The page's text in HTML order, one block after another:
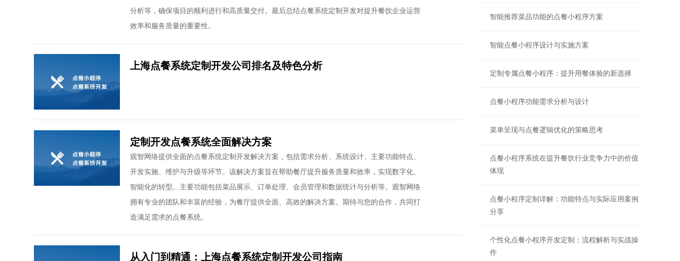
分析等，确保项目的顺利进行和高质量交付。最后总结点餐系统定制开发对提升餐饮企业运营
效率和服务质量的重要性。
上海点餐系统定制开发公司排名及特色分析
定制开发点餐系统全面解决方案
观智网络提供全面的点餐系统定制开发解决方案，包括需求分析、系统设计、主要功能特点、
开发实施、维护与升级等环节。该解决方案旨在帮助餐厅提升服务质量和效率，实现数字化、
智能化的转型。主要功能包括菜品展示、订单处理、会员管理和数据统计与分析等。观智网络
拥有专业的团队和丰富的经验，为餐厅提供全面、高效的解决方案。期待与您的合作，共同打
造满足需求的点餐系统。
从入门到精通：上海点餐系统定制开发公司指南
智能推荐菜品功能的点餐小程序方案
智能点餐小程序设计与实施方案
定制专属点餐小程序：提升用餐体验的新选择
点餐小程序功能需求分析与设计
菜单呈现与点餐逻辑优化的策略思考
点餐小程序系统在提升餐饮行业竞争力中的价值
体现
点餐小程序定制详解：功能特点与实际应用案例
分享
个性化点餐小程序开发定制：流程解析与实战操
作